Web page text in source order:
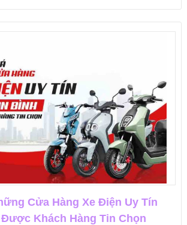
Cửa Hàng Xe Điện Uy Tín
Khách Hàng Tin Chọn